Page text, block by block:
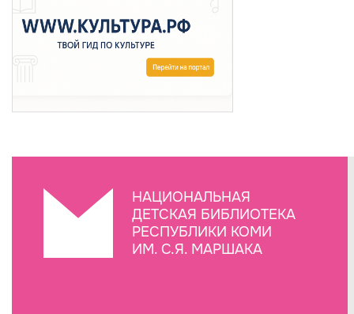
НАЦИОНАЛЬНАЯ
ДЕТСКАЯ БИБЛИОТЕКА
РЕСПУБЛИКИ КОМИ
ИМ. С.Я. МАРШАКА